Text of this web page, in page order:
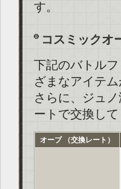
す。
コスミックオ
下記のバトル
ざまなアイテム
さらに、ジュノ
ートで交換して
オーブ （交換レート）